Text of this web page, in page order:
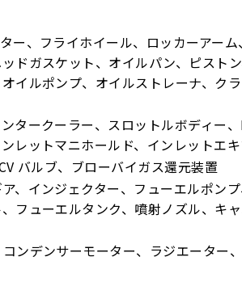
ー、フライホイール、ロッカーアー
ドガスケット、オイルパン、ピストン
イルポンプ、オイルストレーナ、ク
タークーラー、スロットルボディー
レットマニホールド、インレットエ
バルブ、ブローバイガス還元装置
、インジェクター、フューエルポン
フューエルタンク、噴射ノズル、キ
ンデンサーモーター、ラジエーター